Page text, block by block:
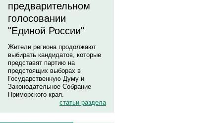
предварительном
голосовании
"Единой России"
Жители региона продолжают
выбирать кандидатов, которые
представят партию на
предстоящих выборах в
Государственную Думу и
Законодательное Собрание
Приморского края.
статьи раздела